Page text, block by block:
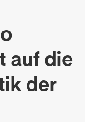
auf die
der